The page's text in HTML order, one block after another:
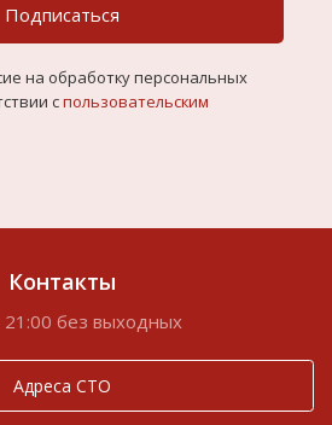
Подписаться
на обработку персональных
спользовательским
Контакты
21:00 без выходных
Адреса СТО